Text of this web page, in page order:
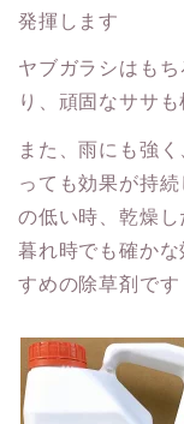
発揮します
ヤブガラシはも
り、頑固なササ
また、雨にも強
っても効果が持
の低い時、乾燥
暮れ時でも確か
すめの除草剤です